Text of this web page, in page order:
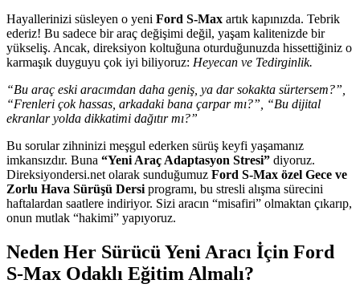
Hayallerinizi süsleyen o yeni Ford S-Max artık kapınızda. Tebrik
ederiz! Bu sadece bir araç değişimi değil, yaşam kalitenizde bir
yükseliş. Ancak, direksiyon koltuğuna oturduğunuzda hissettiğiniz o
karmaşık duyguyu çok iyi biliyoruz: Heyecan ve Tedirginlik.
“Bu araç eski aracımdan daha geniş, ya dar sokakta sürtersem?”,
“Frenleri çok hassas, arkadaki bana çarpar mı?”, “Bu dijital
ekranlar yolda dikkatimi dağıtır mı?”
Bu sorular zihninizi meşgul ederken sürüş keyfi yaşamanız
imkansızdır. Buna “Yeni Araç Adaptasyon Stresi” diyoruz.
Direksiyondersi.net olarak sunduğumuz Ford S-Max özel Gece ve
Zorlu Hava Sürüşü Dersi programı, bu stresli alışma sürecini
haftalardan saatlere indiriyor. Sizi aracın “misafiri” olmaktan çıkarıp,
onun mutlak “hakimi” yapıyoruz.
Neden Her Sürücü Yeni Aracı İçin Ford
S-Max Odaklı Eğitim Almalı?